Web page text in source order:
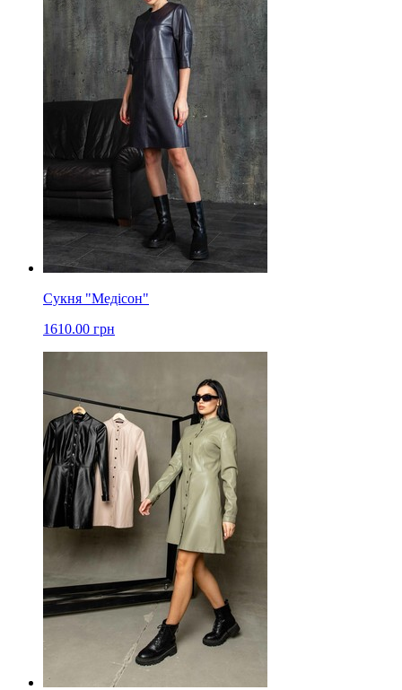
Сукня "Медісон"
1610.00 грн